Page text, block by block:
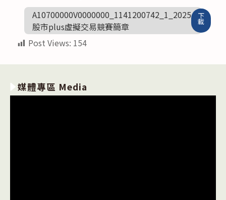
A10700000V0000000_1141200742_1_2025
股市plus虛擬交易競賽簡章
下
載
Post Views: 154
媒體專區 Media